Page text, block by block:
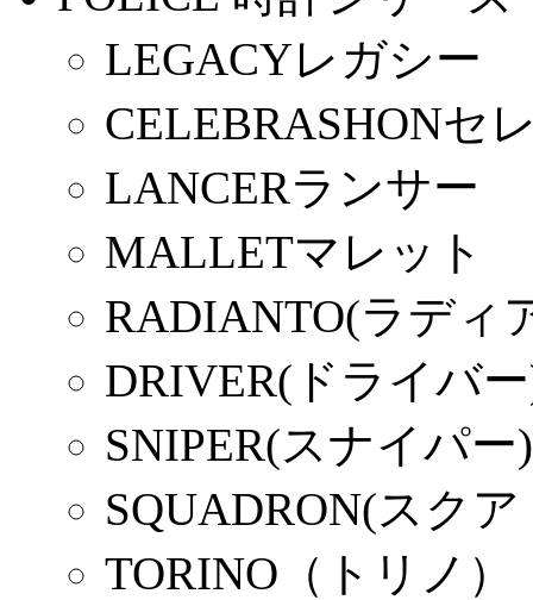
LEGACYレガシー
CELEBRASHONセ
LANCERランサー
MALLETマレット
RADIANTO(ラディ
DRIVER(ドライバ
SNIPER(スナイパー)
SQUADRON(スク
TORINO（トリノ）